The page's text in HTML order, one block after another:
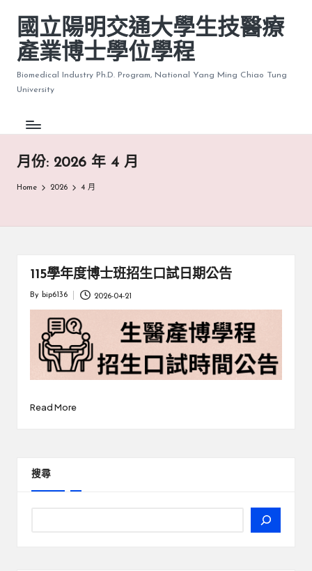
國立陽明交通大學生技醫療
產業博士學位學程
Biomedical Industry Ph.D. Program, National Yang Ming Chiao Tung
University
月份: 2026 年 4 月
Home 2026 4 月
115學年度博士班招生口試日期公告
Posted
by
By bip6136 2026-04-21
Read More
搜尋